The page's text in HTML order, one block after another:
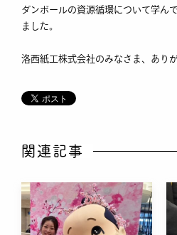
ダンボールの資源循環について学ん
ました。
洛西紙工株式会社のみなさま、あり
関連記事